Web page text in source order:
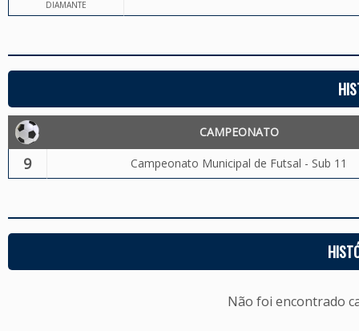
DIAMANTE
CAMPEONATO
9 Campeonato Municipal de Futsal - Sub 11
Não foi encontrado